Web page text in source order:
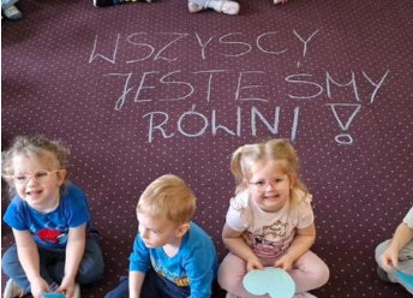
KWIECIEŃ MIESIĄCEM ŚWIADOMOŚCI
AUTYZMU
2025/2026